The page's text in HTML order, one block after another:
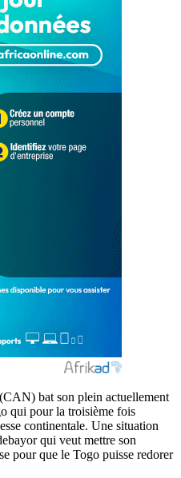
bat son plein actuellement
qui pour la troisième fois
continentale. Une situation
qui veut mettre son
pour que le Togo puisse redorer